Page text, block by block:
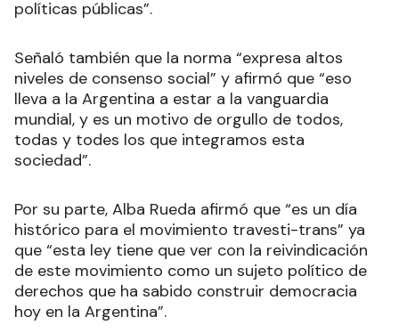
políticas públicas”.
Señaló también que la norma “expresa altos
niveles de consenso social” y afirmó que “eso
lleva a la Argentina a estar a la vanguardia
mundial, y es un motivo de orgullo de todos,
todas y todes los que integramos esta
sociedad”.
Por su parte, Alba Rueda afirmó que “es un día
histórico para el movimiento travesti-trans” ya
que “esta ley tiene que ver con la reivindicación
de este movimiento como un sujeto político de
derechos que ha sabido construir democracia
hoy en la Argentina”.